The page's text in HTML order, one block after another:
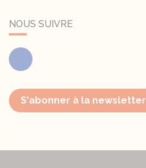
NOUS SUIVRE
Facebook
S'abonner à la newsletter